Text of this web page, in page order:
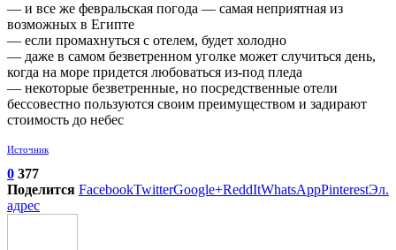
— и все же февральская погода — самая неприятная из
возможных в Египте
— если промахнуться с отелем, будет холодно
— даже в самом безветренном уголке может случиться день,
когда на море придется любоваться из-под пледа
— некоторые безветренные, но посредственные отели
бессовестно пользуются своим преимуществом и задирают
стоимость до небес
Источник
0 377
Поделится FacebookTwitterGoogle+ReddItWhatsAppPinterestЭл.
адрес